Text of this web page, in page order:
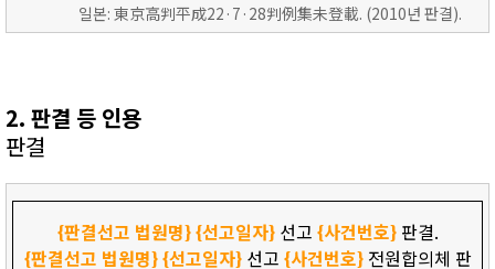
일본: 東京高判平成22·7·28判例集未登載. (2010년 판결).
2. 판결 등 인용
판결
{판결선고 법원명}{선고일자}선고 {사건번호}판결.
{판결선고 법원명}{선고일자}선고 {사건번호}전원합의체 판